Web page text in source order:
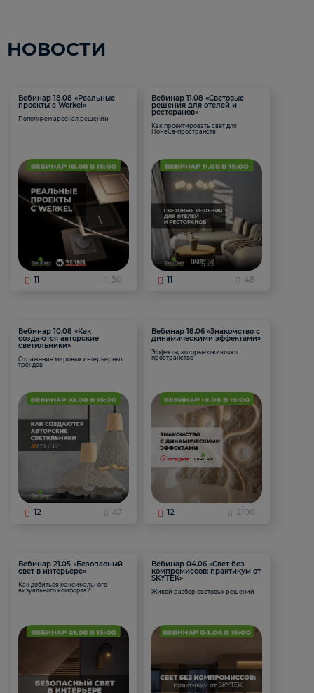
НОВОСТИ
Вебинар 18.08 «Реальные
проекты с Werkel»
Пополняем арсенал решений
11 50
Вебинар 11.08 «Световые
решения для отелей и
ресторанов»
Как проектировать свет для
HoReCa-пространств
11 48
Вебинар 10.08 «Как
создаются авторские
светильники»
Отражение мировых интерьерных
трендов
12 47
Вебинар 18.06 «Знакомство с
динамическими эффектами»
Эффекты, которые оживляют
пространство
12 2108
Вебинар 21.05 «Безопасный
свет в интерьере»
Как добиться максимального
визуального комфорта?
Вебинар 04.06 «Свет без
компромиссов: практикум от
SKYTEK»
Живой разбор световых решений